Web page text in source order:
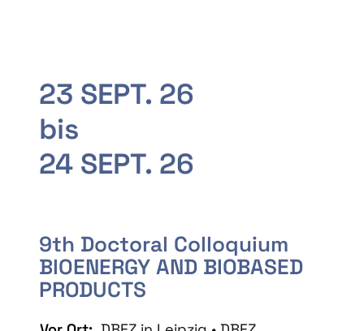
23 SEPT. 26
bis
24 SEPT. 26
9th Doctoral Colloquium
BIOENERGY AND BIOBASED
PRODUCTS